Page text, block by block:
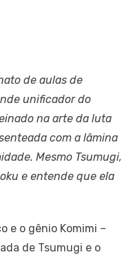
de aulas de
unificador do
na arte da luta
com a lâmina
Mesmo Tsumugi,
e entende que ela
e o gênio Komimi –
de Tsumugi e o